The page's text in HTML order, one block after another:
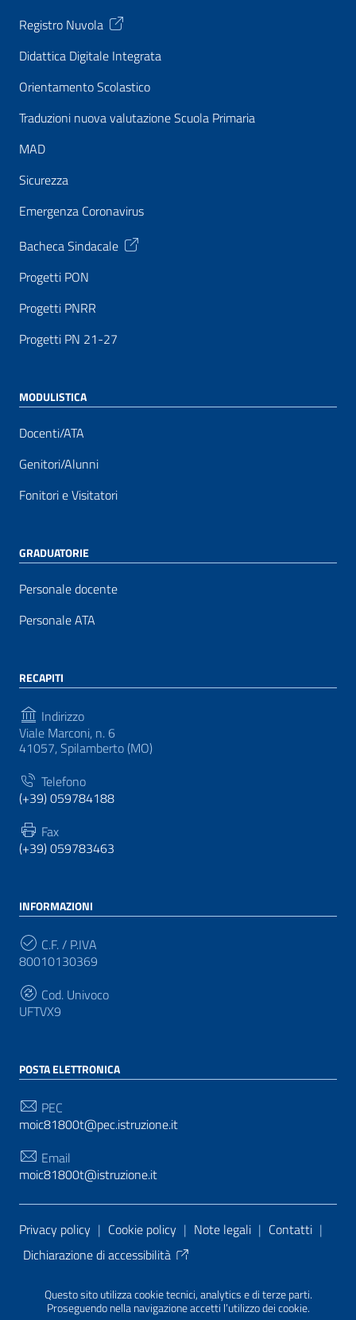
Questo sito utilizza cookie tecnici, analytics e di terze parti.
Proseguendo nella navigazione accetti l’utilizzo dei cookie.
Registro Nuvola
Didattica Digitale Integrata
Orientamento Scolastico
Traduzioni nuova valutazione Scuola Primaria
MAD
Sicurezza
Emergenza Coronavirus
Bacheca Sindacale
Progetti PON
Progetti PNRR
Progetti PN 21-27
MODULISTICA
Docenti/ATA
Genitori/Alunni
Fonitori e Visitatori
GRADUATORIE
Personale docente
Personale ATA
RECAPITI
Indirizzo
Viale Marconi, n. 6
41057, Spilamberto (MO)
Telefono
(+39) 059784188
Fax
(+39) 059783463
INFORMAZIONI
C.F. / P.IVA
80010130369
Cod. Univoco
UFTVX9
POSTA ELETTRONICA
PEC
moic81800t@pec.istruzione.it
Email
moic81800t@istruzione.it
Sezione Link Utili
Privacy policy | Cookie policy | Note legali | Contatti |
Dichiarazione di accessibilità
PA di AgID
| Realizzato con WordPress da